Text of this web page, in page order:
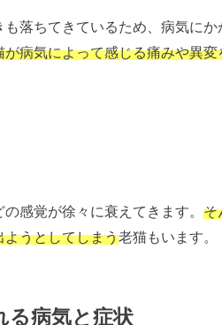
落ちてきているため、病気にか
病気によって感じる痛みや異
感覚が徐々に衰えてきます。 そ
ようとしてしまう老猫もいます。
る病気と症状